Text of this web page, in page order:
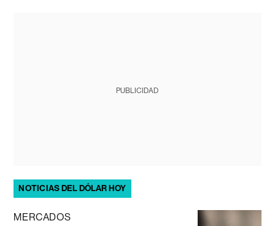
PUBLICIDAD
NOTICIAS DEL DÓLAR HOY
MERCADOS